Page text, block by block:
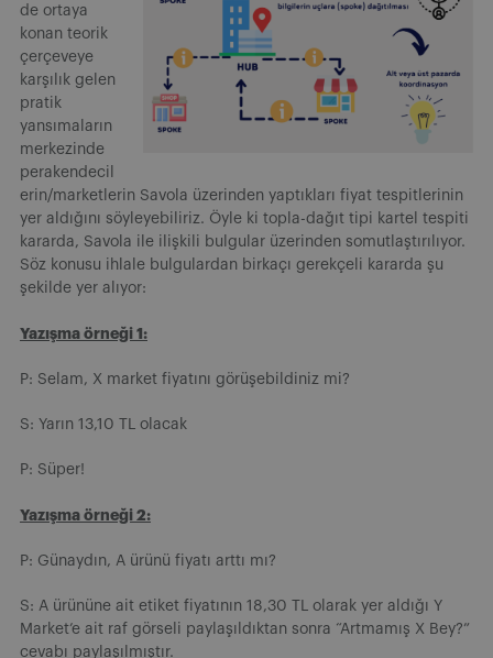
de ortaya
konan teorik
çerçeveye
karşılık gelen
pratik
yansımaların
merkezinde
perakendecil
erin/marketlerin Savola üzerinden yaptıkları fiyat tespitlerinin
yer aldığını söyleyebiliriz. Öyle ki topla-dağıt tipi kartel tespiti
kararda, Savola ile ilişkili bulgular üzerinden somutlaştırılıyor.
Söz konusu ihlale bulgulardan birkaçı gerekçeli kararda şu
şekilde yer alıyor:
Yazışma örneği 1:
P: Selam, X market fiyatını görüşebildiniz mi?
S: Yarın 13,10 TL olacak
P: Süper!
Yazışma örneği 2:
P: Günaydın, A ürünü fiyatı arttı mı?
S: A ürününe ait etiket fiyatının 18,30 TL olarak yer aldığı Y
Market’e ait raf görseli paylaşıldıktan sonra “Artmamış X Bey?”
cevabı paylaşılmıştır.